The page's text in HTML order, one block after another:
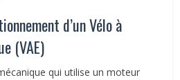
d’un Vélo à
(VAE)
qui utilise un moteur